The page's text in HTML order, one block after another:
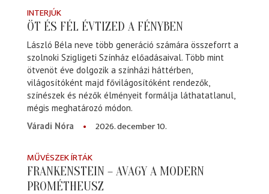
INTERJÚK
ÖT ÉS FÉL ÉVTIZED A FÉNYBEN
László Béla neve több generáció számára összeforrt a
szolnoki Szigligeti Színház előadásaival. Több mint
ötvenöt éve dolgozik a színházi háttérben,
világosítóként majd fővilágosítóként rendezők,
színészek és nézők élményeit formálja láthatatlanul,
mégis meghatározó módon.
Váradi Nóra
2026. december 10.
MŰVÉSZEK ÍRTÁK
FRANKENSTEIN – AVAGY A MODERN
PROMÉTHEUSZ